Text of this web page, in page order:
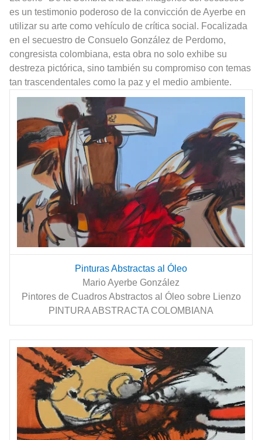
es un testimonio poderoso de la convicción de Ayerbe en
utilizar su arte como vehículo de crítica social. Focalizada
en el secuestro de Consuelo González de Perdomo,
congresista colombiana, esta obra no solo exhibe su
destreza pictórica, sino también su compromiso con temas
tan trascendentales como la paz y el medio ambiente.
Pinturas Abstractas al Óleo
Mario Ayerbe González
Pintores de Cuadros Abstractos al Óleo sobre Lienzo
PINTURA ABSTRACTA COLOMBIANA